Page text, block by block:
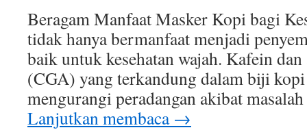
Beragam Manfaat Masker Kopi bagi
tidak hanya bermanfaat menjadi
baik untuk kesehatan wajah. Kafein
(CGA) yang terkandung dalam biji
mengurangi peradangan akibat
Lanjutkan membaca →